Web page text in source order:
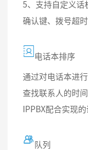
5、支持自定义话
确认键、拨号超时
电话本排序
通过对电话本进
查找联系人的时
IPPBX配合实现
队列